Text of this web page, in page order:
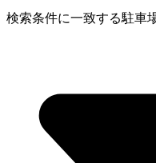
検索条件に一致する駐車